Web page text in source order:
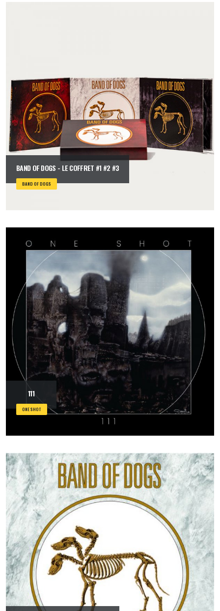
BAND OF DOGS - LE COFFRET #1 #2 #3
BAND OF DOGS
111
ONE SHOT